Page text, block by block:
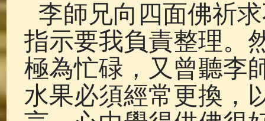
李師兄向四面佛祈
指示要我負責整理。
極為忙碌，又曾聽李
水果必須經常更換，